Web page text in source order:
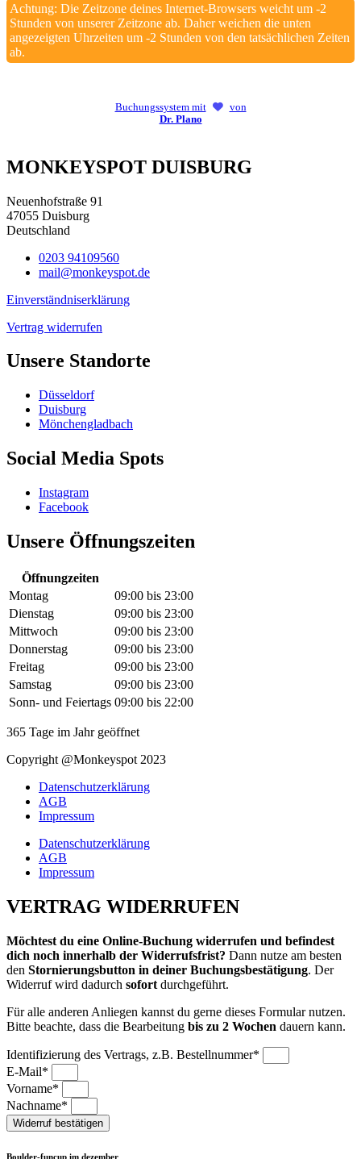
Achtung: Die Zeitzone deines Internet-Browsers weicht um -2
Stunden von unserer Zeitzone ab. Daher weichen die unten
angezeigten Uhrzeiten um -2 Stunden von den tatsächlichen Zeiten
ab.
Buchungssystem mit
von
Dr. Plano
MONKEYSPOT DUISBURG
Neuenhofstraße 91
47055 Duisburg
Deutschland
0203 94109560
mail@monkeyspot.de
Einverständniserklärung
Vertrag widerrufen
Unsere Standorte
Düsseldorf
Duisburg
Mönchengladbach
Social Media Spots
Instagram
Facebook
Unsere Öffnungszeiten
Öffnungzeiten
Montag
09:00 bis 23:00
Dienstag
09:00 bis 23:00
Mittwoch
09:00 bis 23:00
Donnerstag
09:00 bis 23:00
Freitag
09:00 bis 23:00
Samstag
09:00 bis 23:00
Sonn- und Feiertags 09:00 bis 22:00
365 Tage im Jahr geöffnet
Copyright @Monkeyspot 2023
Datenschutzerklärung
AGB
Impressum
Datenschutzerklärung
AGB
Impressum
VERTRAG WIDERRUFEN
Möchtest du eine Online-Buchung widerrufen und befindest
dich noch innerhalb der Widerrufsfrist? Dann nutze am besten
den Stornierungsbutton in deiner Buchungsbestätigung. Der
Widerruf wird dadurch sofort durchgeführt.
Für alle anderen Anliegen kannst du gerne dieses Formular nutzen.
Bitte beachte, dass die Bearbeitung bis zu 2 Wochen dauern kann.
Identifizierung des Vertrags, z.B. Bestellnummer*
E-Mail*
Vorname*
Nachname*
Widerruf bestätigen
Boulder-funcup im dezember